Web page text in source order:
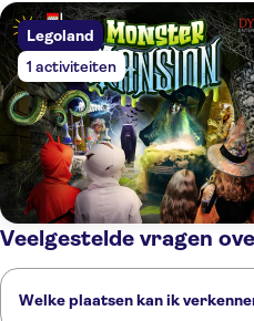
Legoland
1 activiteiten
Veelgestelde vragen
Welke plaatsen kan ik